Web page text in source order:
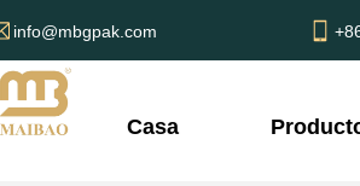
info@mbgpak.com
Casa